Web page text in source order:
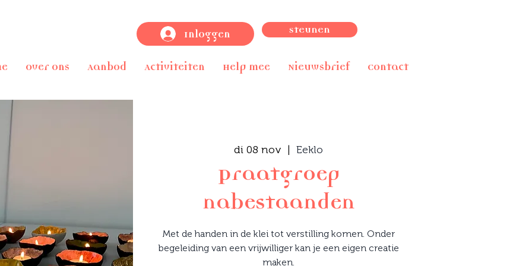
Inloggen Steunen
Over ons Aanbod Activiteiten Help mee Nieuwsbrief Contact
di 08 nov
  |
Eeklo
Praatgroep
nabestaanden
Met de handen in de klei tot verstilling komen. Onder
begeleiding van een vrijwilliger kan je een eigen creatie
maken.